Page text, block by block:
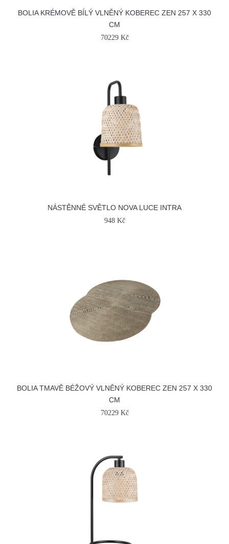
BOLIA KRÉMOVĚ BÍLÝ VLNĚNÝ KOBEREC ZEN 257 X 330
CM
70229 Kč
NÁSTĚNNÉ SVĚTLO NOVA LUCE INTRA
948 Kč
BOLIA TMAVĚ BÉŽOVÝ VLNĚNÝ KOBEREC ZEN 257 X 330
CM
70229 Kč